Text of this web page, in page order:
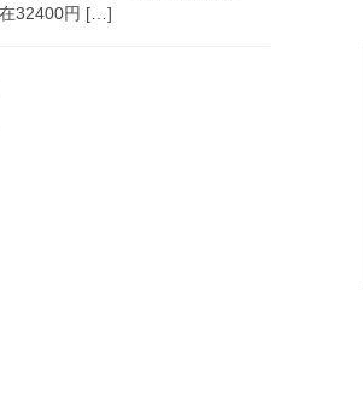
32400円 […]